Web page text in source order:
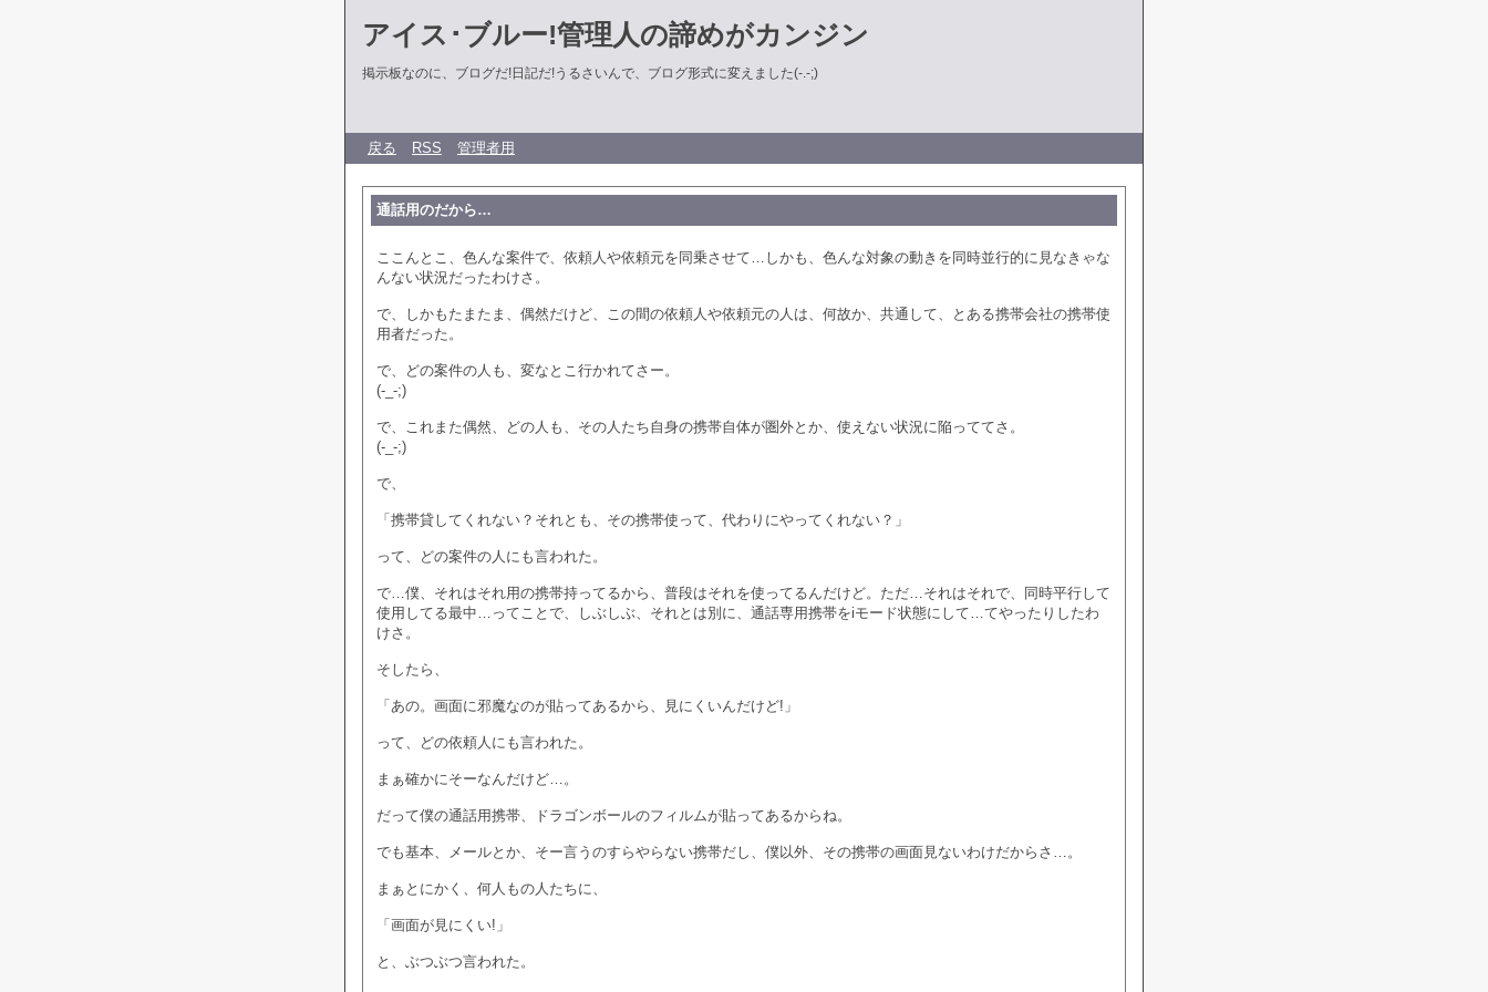
アイス･ブルー!管理人の諦めがカンジン
掲示板なのに、ブログだ!日記だ!うるさいんで、ブログ形式に変えました(-.-;)
戻る RSS 管理者用
通話用のだから…
ここんとこ、色んな案件で、依頼人や依頼元を同乗させて…しかも、色んな対象の動きを同時並行的に見なきゃな
んない状況だったわけさ。
で、しかもたまたま、偶然だけど、この間の依頼人や依頼元の人は、何故か、共通して、とある携帯会社の携帯使
用者だった。
で、どの案件の人も、変なとこ行かれてさー。
(-_-;)
で、これまた偶然、どの人も、その人たち自身の携帯自体が圏外とか、使えない状況に陥っててさ。
(-_-;)
で、
「携帯貸してくれない？それとも、その携帯使って、代わりにやってくれない？」
って、どの案件の人にも言われた。
で…僕、それはそれ用の携帯持ってるから、普段はそれを使ってるんだけど。ただ…それはそれで、同時平行して
使用してる最中…ってことで、しぶしぶ、それとは別に、通話専用携帯をiモード状態にして…てやったりしたわ
けさ。
そしたら、
「あの。画面に邪魔なのが貼ってあるから、見にくいんだけど!」
って、どの依頼人にも言われた。
まぁ確かにそーなんだけど…。
だって僕の通話用携帯、ドラゴンボールのフィルムが貼ってあるからね。
でも基本、メールとか、そー言うのすらやらない携帯だし、僕以外、その携帯の画面見ないわけだからさ…。
まぁとにかく、何人もの人たちに、
「画面が見にくい!」
と、ぶつぶつ言われた。